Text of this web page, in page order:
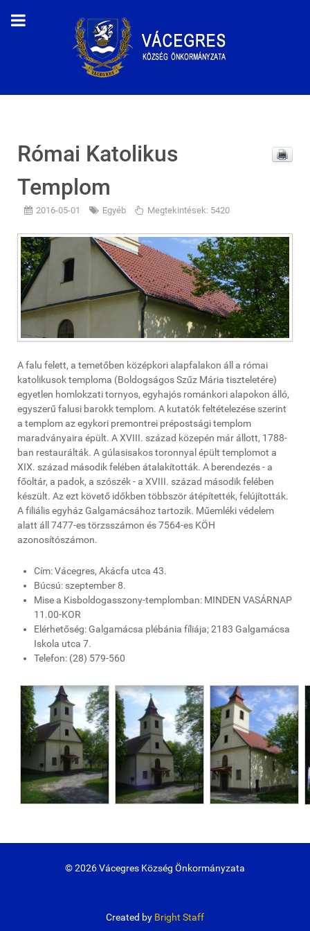
Római Katolikus
Templom
2016-05-01 Egyéb Megtekintések: 5420
A falu felett, a temetőben középkori alapfalakon áll a római
katolikusok temploma (Boldogságos Szűz Mária tiszteletére)
egyetlen homlokzati tornyos, egyhajós románkori alapokon álló,
egyszerű falusi barokk templom. A kutatók feltételezése szerint
a templom az egykori premontrei prépostsági templom
maradványaira épült. A XVIII. század közepén már állott, 1788-
ban restaurálták. A gúlasisakos toronnyal épült templomot a
XIX. század második felében átalakították. A berendezés - a
főoltár, a padok, a szószék - a XVIII. század második felében
készült. Az ezt követő időkben többször átépítették, felújították.
A filiális egyház Galgamácsához tartozik. Műemléki védelem
alatt áll 7477-es törzsszámon és 7564-es KÖH
azonosítószámon.
Cím: Vácegres, Akácfa utca 43.
Búcsú: szeptember 8.
Mise a Kisboldogasszony-templomban: MINDEN VASÁRNAP
11.00-KOR
Elérhetőség: Galgamácsa plébánia fíliája; 2183 Galgamácsa
Iskola utca 7.
Telefon: (28) 579-560
© 2026 Vácegres Község Önkormányzata
Created by Bright Staff